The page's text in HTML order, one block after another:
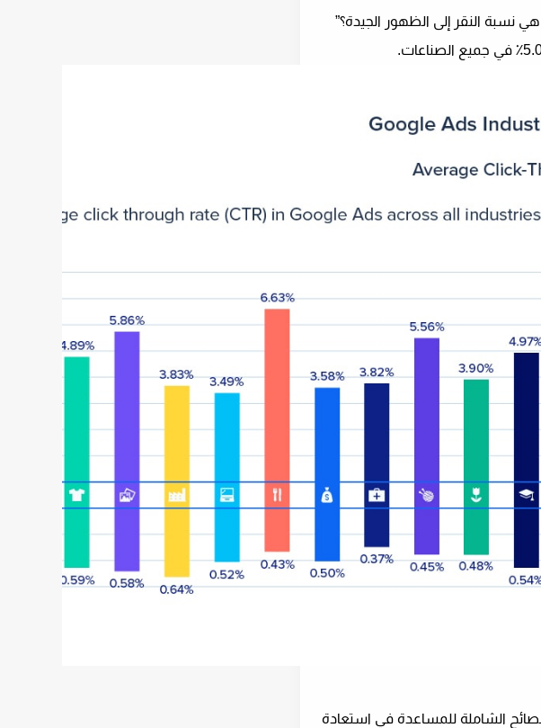
الشاملة للمساعدة في استعادة